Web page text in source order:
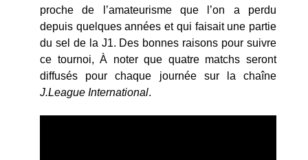
proche de l’amateurisme que l’on a perdu
depuis quelques années et qui faisait une partie
du sel de la J1. Des bonnes raisons pour suivre
ce tournoi, À noter que quatre matchs seront
diffusés pour chaque journée sur la chaîne
J.League International.